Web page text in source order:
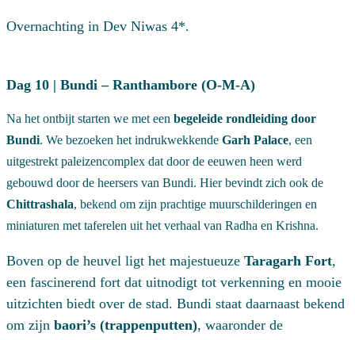
Overnachting in Dev Niwas 4*.
Dag 10 | Bundi – Ranthambore (O-M-A)
Na het ontbijt starten we met een begeleide rondleiding door
Bundi. We bezoeken het indrukwekkende Garh Palace, een
uitgestrekt paleizencomplex dat door de eeuwen heen werd
gebouwd door de heersers van Bundi. Hier bevindt zich ook de
Chittrashala, bekend om zijn prachtige muurschilderingen en
miniaturen met taferelen uit het verhaal van Radha en Krishna.
Boven op de heuvel ligt het majestueuze Taragarh Fort,
een fascinerend fort dat uitnodigt tot verkenning en mooie
uitzichten biedt over de stad. Bundi staat daarnaast bekend
om zijn baori’s (trappenputten), waaronder de